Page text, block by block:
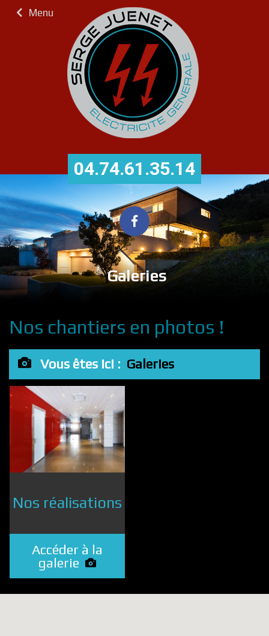
Menu
04.74.61.35.14
Nos chantiers en photos !
Vous êtes ici : Galeries
Nos réalisations
Accéder à la
galerie
Galeries